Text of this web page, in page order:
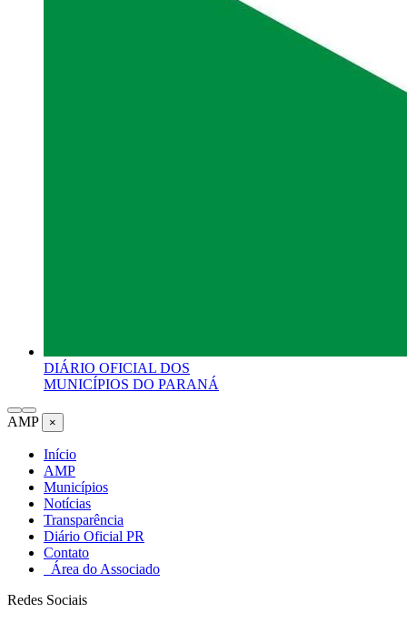
DIÁRIO OFICIAL DOS
MUNICÍPIOS DO PARANÁ
AMP ×
Início
AMP
Municípios
Notícias
Transparência
Diário Oficial PR
Contato
Área do Associado
Redes Sociais